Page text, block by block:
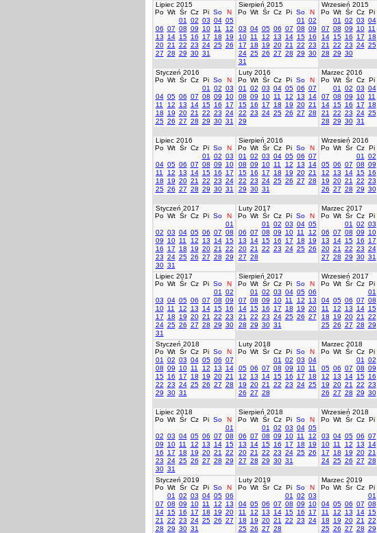
Lipiec 2015
Po Wt Śr Cz Pi So
N
01
02 03 04 05
06 07 08 09 10 11
12
13
14 15 16 17 18
19
20 21 22 23 24 25 26
27 28 29 30 31
Sierpień 2015
Po Wt Śr Cz Pi So
N
01
02
03 04 05 06 07 08 09
10 11 12 13 14 15 16
17
18 19 20 21 22 23
24 25 26 27 28 29 30
31
Wrzesień 2015
Po Wt Śr Cz Pi
01
02 03 04
07 08 09 10 11
14 15 16 17 18
21
22 23 24 25
28 29 30
Styczeń 2016
Po Wt Śr Cz Pi So
N
01
02 03
04 05 06 07 08 09
10
11
12 13 14 15 16
17
18
19 20 21 22 23 24
25 26 27 28 29 30 31
Luty 2016
Po Wt Śr Cz Pi So
N
01
02 03 04 05 06 07
08 09 10 11 12 13
14
15 16 17 18 19 20 21
22 23 24 25 26 27 28
29
Marzec 2016
Po Wt Śr Cz Pi
01
02 03 04
07 08 09 10 11
14 15 16 17 18
21
22 23 24 25
28 29 30 31
Lipiec 2016
Po Wt Śr Cz Pi So
N
01
02 03
04 05 06 07 08 09
10
11
12 13 14 15 16
17
18
19 20 21 22 23 24
25 26 27 28 29 30 31
Sierpień 2016
Po Wt Śr Cz Pi So
N
01
02 03 04 05 06 07
08 09 10 11 12 13
14
15 16 17 18 19 20 21
22 23 24 25 26 27 28
29 30 31
Wrzesień 2016
Po Wt Śr Cz Pi
01
02
05 06 07 08 09
12
13 14 15 16
19 20 21 22 23
26 27 28 29 30
Styczeń 2017
Po Wt Śr Cz Pi So
N
01
02 03 04 05 06 07 08
09
10 11 12 13 14 15
16
17 18 19 20 21
22
23 24 25 26 27 28 29
30 31
Luty 2017
Po Wt Śr Cz Pi So
N
01
02 03 04 05
06 07 08 09 10 11
12
13
14 15 16 17 18
19
20 21 22 23 24 25 26
27 28
Marzec 2017
Po Wt Śr Cz Pi
01
02 03
06 07 08 09 10
13
14 15 16 17
20 21 22 23 24
27 28 29 30 31
Lipiec 2017
Po Wt Śr Cz Pi So
N
01
02
03 04 05 06 07 08 09
10 11 12 13 14 15 16
17
18 19 20 21 22 23
24 25 26 27 28 29 30
31
Sierpień 2017
Po Wt Śr Cz Pi So
N
01
02 03 04 05 06
07 08 09 10 11 12
13
14 15 16 17 18 19 20
21
22 23 24 25 26 27
28 29 30 31
Wrzesień 2017
Po Wt Śr Cz Pi
01
04 05 06 07 08
11
12 13 14 15
18
19 20 21 22
25 26 27 28 29
Styczeń 2018
Po Wt Śr Cz Pi So
N
01
02 03 04 05 06 07
08 09 10 11 12 13
14
15 16 17 18 19 20 21
22 23 24 25 26 27 28
29 30 31
Luty 2018
Po Wt Śr Cz Pi So
N
01
02 03 04
05 06 07 08 09 10 11
12
13 14 15 16 17
18
19 20 21 22 23 24 25
26 27 28
Marzec 2018
Po Wt Śr Cz Pi
01
02
05 06 07 08 09
12
13 14 15 16
19 20 21 22 23
26 27 28 29 30
Lipiec 2018
Po Wt Śr Cz Pi So
N
01
02 03 04 05 06 07 08
09
10 11 12 13 14 15
16
17 18 19 20 21
22
23 24 25 26 27 28 29
30 31
Sierpień 2018
Po Wt Śr Cz Pi So
N
01
02 03 04 05
06 07 08 09 10 11
12
13
14 15 16 17 18
19
20 21 22 23 24 25 26
27 28 29 30 31
Wrzesień 2018
Po Wt Śr Cz Pi
03 04 05 06 07
10 11 12 13 14
17
18 19 20 21
24 25 26 27 28
Styczeń 2019
Po Wt Śr Cz Pi So
N
01
02 03 04 05 06
07 08 09 10 11 12
13
14 15 16 17 18 19 20
21
22 23 24 25 26 27
28 29 30 31
Luty 2019
Po Wt Śr Cz Pi So
N
01
02 03
04 05 06 07 08 09
10
11
12 13 14 15 16
17
18
19 20 21 22 23 24
25 26 27 28
Marzec 2019
Po Wt Śr Cz Pi
01
04 05 06 07 08
11
12 13 14 15
18
19 20 21 22
25 26 27 28 29